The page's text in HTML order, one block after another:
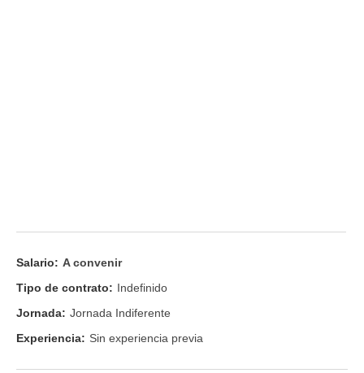
Salario: A convenir
Tipo de contrato: Indefinido
Jornada: Jornada Indiferente
Experiencia: Sin experiencia previa